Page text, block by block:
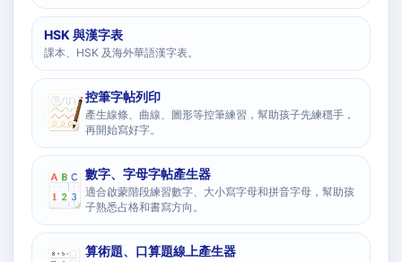
HSK 與漢字表
課本、HSK 及海外華語漢字表。
控筆字帖列印
產生線條、曲線、圖形等控筆練習，幫助孩子先練穩手，
再開始寫好字。
數字、字母字帖產生器
適合啟蒙階段練習數字、大小寫字母和拼音字母，幫助孩
子熟悉占格和書寫方向。
算術題、口算題線上產生器